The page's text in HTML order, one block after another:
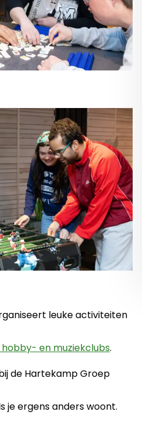
leuke activiteiten
en muziekclubs.
de Hartekamp Groep
je ergens anders woont.